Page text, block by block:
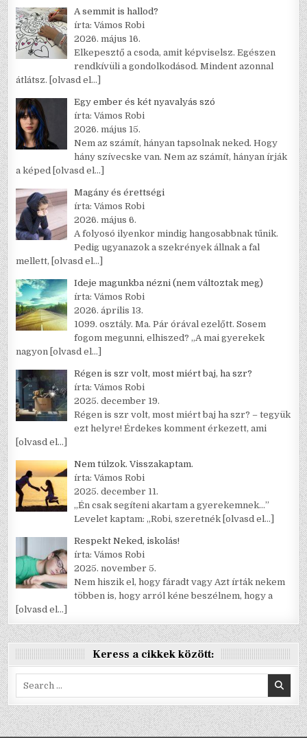
A semmit is hallod?
írta: Vámos Robi
2026. május 16.
Elkepesztő a csoda, amit képviselsz. Egészen
rendkívüli a gondolkodásod. Mindent azonnal
átlátsz. [olvasd el…]
Egy ember és két nyavalyás szó
írta: Vámos Robi
2026. május 15.
Nem az számít, hányan tapsolnak neked. Hogy
hány szívecske van. Nem az számít, hányan írják
a képed [olvasd el…]
Magány és érettségi
írta: Vámos Robi
2026. május 6.
A folyosó ilyenkor mindig hangosabbnak tűnik.
Pedig ugyanazok a szekrények állnak a fal
mellett, [olvasd el…]
Ideje magunkba nézni (nem változtak meg)
írta: Vámos Robi
2026. április 13.
1099. osztály. Ma. Pár órával ezelőtt. Sosem
fogom megunni, elhiszed? „A mai gyerekek
nagyon [olvasd el…]
Régen is szr volt, most miért baj, ha szr?
írta: Vámos Robi
2025. december 19.
Régen is szr volt, most miért baj ha szr? – tegyük
ezt helyre! Érdekes komment érkezett, ami
[olvasd el…]
Nem túlzok. Visszakaptam.
írta: Vámos Robi
2025. december 11.
„Én csak segíteni akartam a gyerekemnek…”
Levelet kaptam: „Robi, szeretnék [olvasd el…]
Respekt Neked, iskolás!
írta: Vámos Robi
2025. november 5.
Nem hiszik el, hogy fáradt vagy Azt írták nekem
többen is, hogy arról kéne beszélnem, hogy a
[olvasd el…]
Keress a cikkek között: